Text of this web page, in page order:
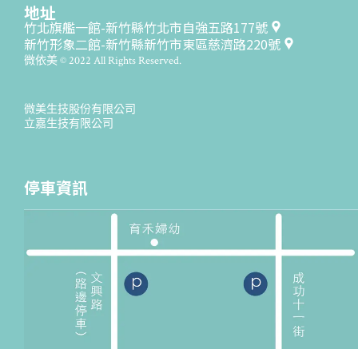
地址
竹北旗艦一館-新竹縣竹北市自強五路177號
新竹形象二館-新竹縣新竹市東區慈濟路220號
微依美 © 2022 All Rights Reserved.
微美生技股份有限公司
立嘉生技有限公司
停車資訊